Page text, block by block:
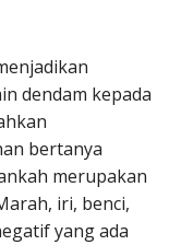
dendam kepada
bertanya
merupakan
iri, benci,
yang ada